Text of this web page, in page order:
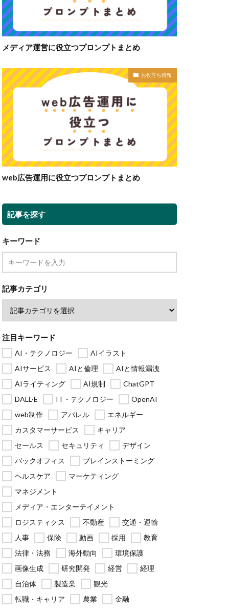
メディア運営に役立つプロンプトまとめ
お役立ち情報
web広告運用に役立つプロンプトまとめ
記事を探す
キーワード
記事カテゴリ
注目キーワード
AI・テクノロジー
AIイラスト
AIサービス
AIと倫理
AIと情報漏洩
AIライティング
AI規制
ChatGPT
DALL·E
IT・テクノロジー
OpenAI
web制作
アパレル
エネルギー
カスタマーサービス
キャリア
セールス
セキュリティ
デザイン
バックオフィス
ブレインストーミング
ヘルスケア
マーケティング
マネジメント
メディア・エンターテイメント
ロジスティクス
不動産
交通・運輸
人事
保険 動画 採用
教育
法律・法務
海外動向
環境保護
画像生成
研究開発 経営
経理
自治体
製造業
観光
転職・キャリア
農業 金融